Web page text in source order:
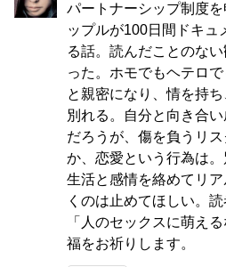
パートナーシップ制度
ップルが100日間ドキュ
る話。読んだことのな
った。ホモでもヘテロ
と親密になり、情を持
別れる。自分と向き合
だろうが、傷を負うリ
か、恋愛という行為は
生活と感情を絡めてリ
くのは止めてほしい。
「人のセックスに萌え
福をお祈りします。